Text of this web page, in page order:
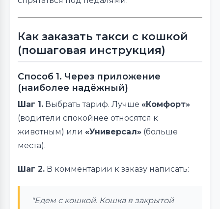
Как заказать такси с кошкой
(пошаговая инструкция)
Способ 1. Через приложение
(наиболее надёжный)
Шаг 1. Выбрать тариф. Лучше «Комфорт»
(водители спокойнее относятся к
животным) или «Универсал» (больше
места).
Шаг 2. В комментарии к заказу написать:
"Едем с кошкой. Кошка в закрытой